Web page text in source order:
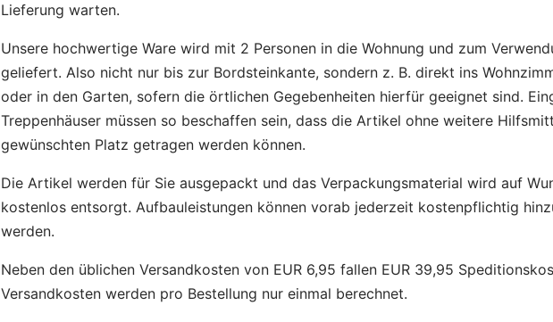
Lieferung warten.
Unsere hochwertige Ware wird mit 2 Personen in die Wohnung und zum
geliefert. Also nicht nur bis zur Bordsteinkante, sondern z. B. direkt ins
oder in den Garten, sofern die örtlichen Gegebenheiten hierfür geeignet sind.
Treppenhäuser müssen so beschaffen sein, dass die Artikel ohne weitere
gewünschten Platz getragen werden können.
Die Artikel werden für Sie ausgepackt und das Verpackungsmaterial wird auf
kostenlos entsorgt. Aufbauleistungen können vorab jederzeit kostenpflichtig
werden.
Neben den üblichen Versandkosten von EUR 6,95 fallen EUR 39,95
Versandkosten werden pro Bestellung nur einmal berechnet.